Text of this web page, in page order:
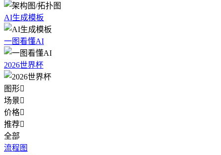
AI生成模板
一图看懂AI
2026世界杯
图形
场景
价格
推荐
全部
流程图